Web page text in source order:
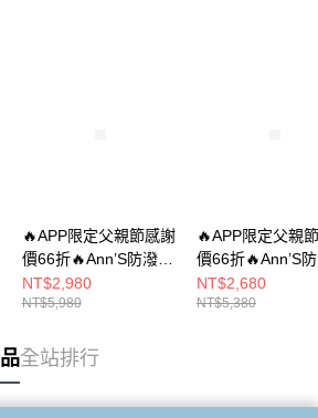
🔥APP限定父親節感謝
價66折🔥Ann’S防潑水
材質-腿型瞬間升級 厚
底顯瘦素面長靴7.5cm-
NT$2,980
NT$5,980
🔥APP限定父親
價66折🔥Ann’S
材質-走整天都不
計感翻折釦帶顯
NT$2,680
NT$5,380
全站排行